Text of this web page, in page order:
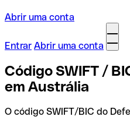
Abrir uma conta
Entrar Abrir uma conta
Código SWIFT /
em Austrália
O código SWIFT/BIC do